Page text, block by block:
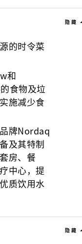
隐藏
的时令菜
和
食物及垃
施减少食
牌Nordaq
及其特制
房、餐
中心，提
质饮用水
隐藏